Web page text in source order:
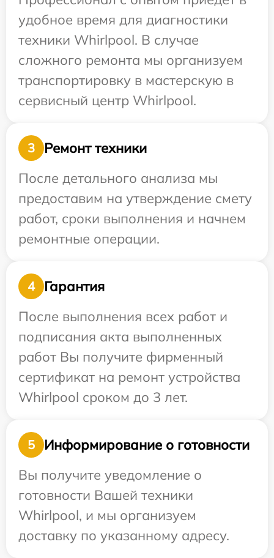
удобное время для диагностики
техники Whirlpool. В случае
сложного ремонта мы организуем
транспортировку в мастерскую в
сервисный центр Whirlpool.
3
Ремонт техники
После детального анализа мы
предоставим на утверждение смету
работ, сроки выполнения и начнем
ремонтные операции.
4
Гарантия
После выполнения всех работ и
подписания акта выполненных
работ Вы получите фирменный
сертификат на ремонт устройства
Whirlpool сроком до 3 лет.
5
Информирование о готовности
Вы получите уведомление о
готовности Вашей техники
Whirlpool, и мы организуем
доставку по указанному адресу.